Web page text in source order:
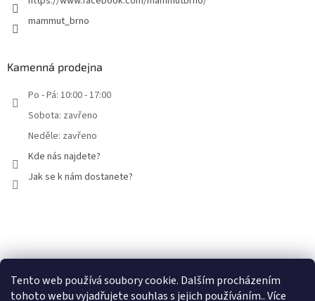
Tento web používá soubory cookie. Dalším procházením
tohoto webu vyjadřujete souhlas s jejich používáním.. Více
mammut_brno
Kamenná prodejna
Po - Pá: 10:00 - 17:00
Sobota: zavřeno
Neděle: zavřeno
Kde nás najdete?
Jak se k nám dostanete?
Facebook